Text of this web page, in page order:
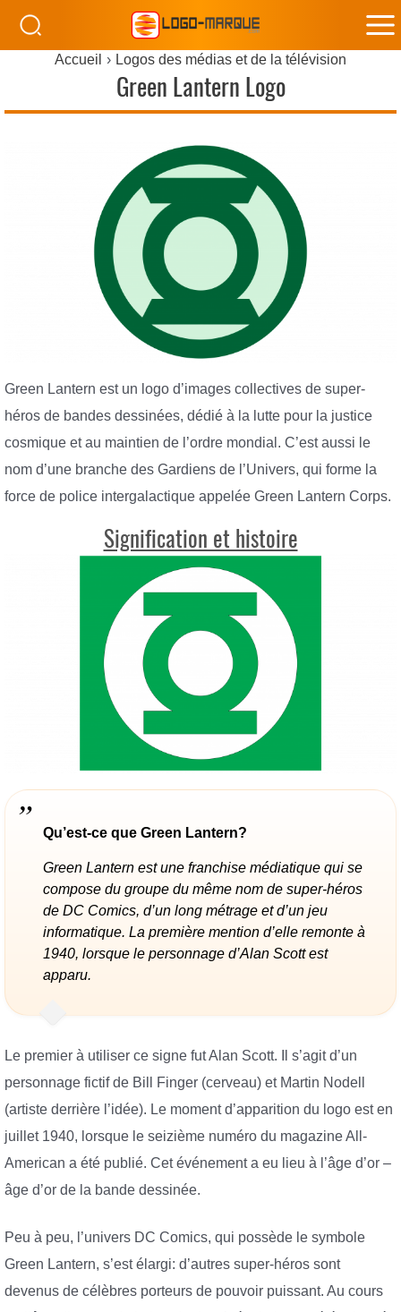
Accueil Logos des médias et de la télévision
Green Lantern Logo
Green Lantern est un logo d’images collectives de super-
héros de bandes dessinées, dédié à la lutte pour la justice
cosmique et au maintien de l’ordre mondial. C’est aussi le
nom d’une branche des Gardiens de l’Univers, qui forme la
force de police intergalactique appelée Green Lantern Corps.
Signification et histoire
Qu’est-ce que Green Lantern?
Green Lantern est une franchise médiatique qui se
compose du groupe du même nom de super-héros
de DC Comics, d’un long métrage et d’un jeu
informatique. La première mention d’elle remonte à
1940, lorsque le personnage d’Alan Scott est
apparu.
Le premier à utiliser ce signe fut Alan Scott. Il s’agit d’un
personnage fictif de Bill Finger (cerveau) et Martin Nodell
(artiste derrière l’idée). Le moment d’apparition du logo est en
juillet 1940, lorsque le seizième numéro du magazine All-
American a été publié. Cet événement a eu lieu à l’âge d’or –
âge d’or de la bande dessinée.
Peu à peu, l’univers DC Comics, qui possède le symbole
Green Lantern, s’est élargi: d’autres super-héros sont
devenus de célèbres porteurs de pouvoir puissant. Au cours